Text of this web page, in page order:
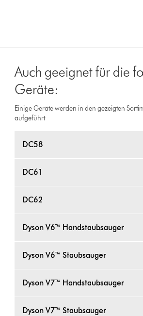
Auch geeignet für die
Geräte:
Einige Geräte werden in den gezeigten
aufgeführt
DC58
DC61
DC62
Dyson V6™ Handstaubsauger
Dyson V6™ Staubsauger
Dyson V7™ Handstaubsauger
Dyson V7™ Staubsauger